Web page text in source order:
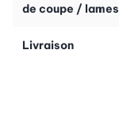
de coupe / lames
Livraison